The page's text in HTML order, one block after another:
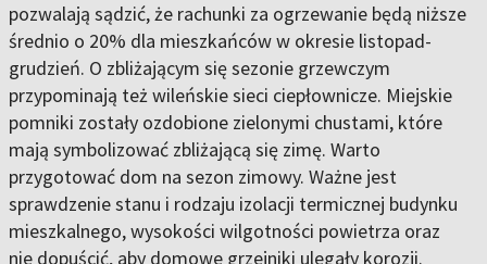
pozwalają sądzić, że rachunki za ogrzewanie będą niższe
średnio o 20% dla mieszkańców w okresie listopad-
grudzień. O zbliżającym się sezonie grzewczym
przypominają też wileńskie sieci ciepłownicze. Miejskie
pomniki zostały ozdobione zielonymi chustami, które
mają symbolizować zbliżającą się zimę. Warto
przygotować dom na sezon zimowy. Ważne jest
sprawdzenie stanu i rodzaju izolacji termicznej budynku
mieszkalnego, wysokości wilgotności powietrza oraz
nie dopuścić, aby domowe grzejniki ulegały korozji.